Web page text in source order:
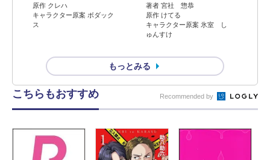
原作 クレハ
キャラクター原案 ボダック
ス
著者 宮社 惣恭
原作 けてる
キャラクター原案 氷室 し
ゅんすけ
もっとみる
こちらもおすすめ Recommended by